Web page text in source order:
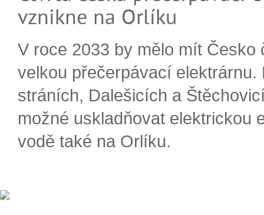
vznikne na Orlíku
V roce 2033 by mělo mít Česko
velkou přečerpávací elektrárnu.
stráních, Dalešicích a
možné uskladňovat elektrickou
vodě také na Orlíku.